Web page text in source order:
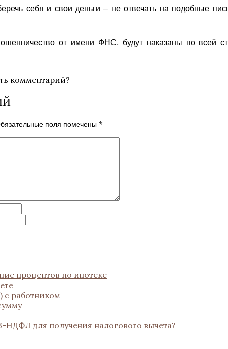
себя и свои деньги – не отвечать на подобные
от имени ФНС, будут наказаны по всей
комментарий?
поля помечены *
процентов по ипотеке
с работником
НДФЛ для получения налогового вычета?